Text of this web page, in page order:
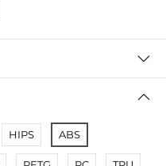
HIPS ABS